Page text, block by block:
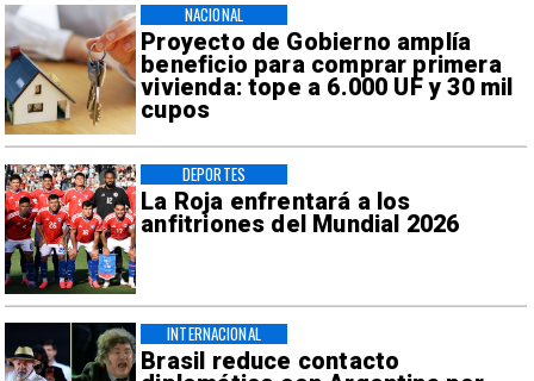
Proyecto de Gobierno amplía
beneficio para comprar primera
vivienda: tope a 6.000 UF y 30 mil
cupos
NACIONAL
La Roja enfrentará a los
anfitriones del Mundial 2026
DEPORTES
Brasil reduce contacto
INTERNACIONAL